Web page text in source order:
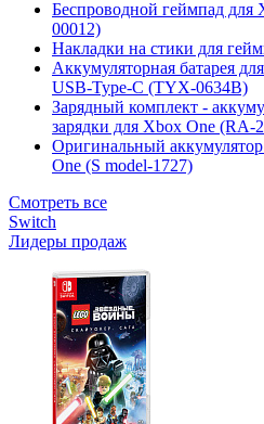
Беспроводной геймпад
00012)
Накладки на стики для
Аккумуляторная батарея
USB-Type-C (TYX-0634B)
Зарядный комплект -
зарядки для Xbox One (RA-
Оригинальный
One (S model-1727)
Смотреть все
Switch
Лидеры продаж